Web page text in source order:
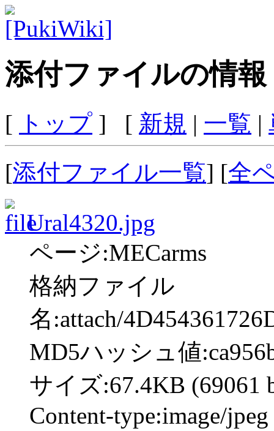
添付ファイルの情報
[ トップ ] [ 新規 | 一覧 |
[添付ファイル一覧] [全
Ural4320.jpg
ページ:MECarms
格納ファイル
名:attach/
MD5ハッシュ値
サイズ:67.4KB (69061
Content-type:image/jpeg